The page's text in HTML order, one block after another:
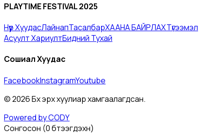
PLAYTIME FESTIVAL 2025
Нүүр Хуудас​ЛайнапТасалбарХААНА БАЙРЛАХТүгээмэл
Асуулт Хариулт​Бидний Тухай
Сошиал Хуудас
FacebookInstagramYoutube
©2026Бүх эрх хуулиар хамгаалагдсан.
Powered by CODY
Сонгосон (0 бүтээгдэхүүн)